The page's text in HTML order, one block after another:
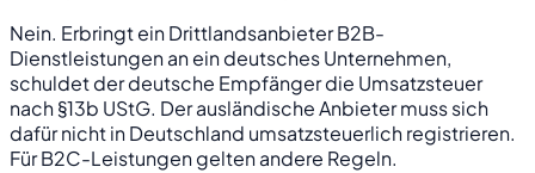
Nein. Erbringt ein Drittlandsanbieter B2B-
Dienstleistungen an ein deutsches Unternehmen,
schuldet der deutsche Empfänger die Umsatzsteuer
nach §13b UStG. Der ausländische Anbieter muss sich
dafür nicht in Deutschland umsatzsteuerlich registrieren.
Für B2C-Leistungen gelten andere Regeln.